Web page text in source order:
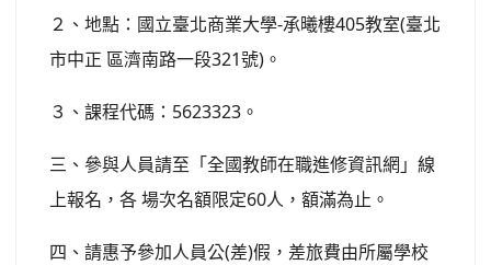
２、地點：國立臺北商業大學-承曦樓405教室(臺北
市中正 區濟南路一段321號)。
３、課程代碼：5623323。
三、參與人員請至「全國教師在職進修資訊網」線
上報名，各 場次名額限定60人，額滿為止。
四、請惠予參加人員公(差)假，差旅費由所屬學校